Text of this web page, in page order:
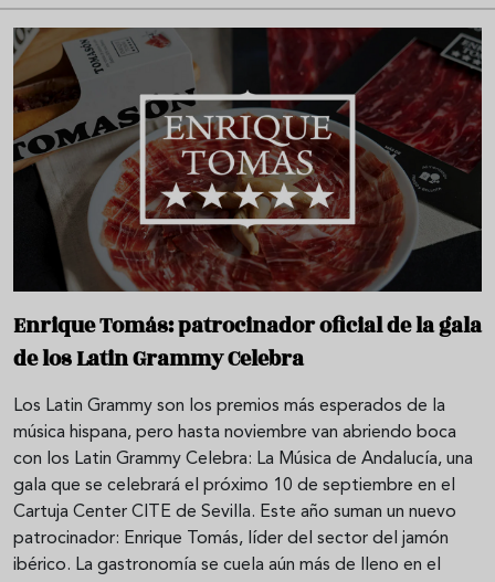
Enrique Tomás: patrocinador oficial de la gala
de los Latin Grammy Celebra
Los Latin Grammy son los premios más esperados de la
música hispana, pero hasta noviembre van abriendo boca
con los Latin Grammy Celebra: La Música de Andalucía, una
gala que se celebrará el próximo 10 de septiembre en el
Cartuja Center CITE de Sevilla. Este año suman un nuevo
patrocinador: Enrique Tomás, líder del sector del jamón
ibérico. La gastronomía se cuela aún más de lleno en el